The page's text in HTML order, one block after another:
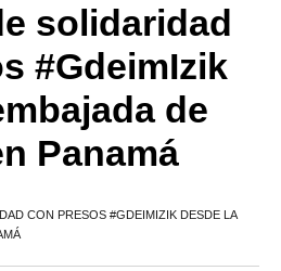
solidaridad
#GdeimIzik
de
Panamá
CON PRESOS #GDEIMIZIK DESDE LA